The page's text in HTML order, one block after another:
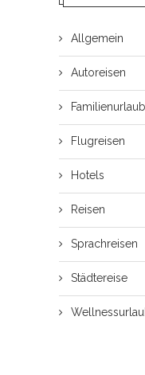
Allgemein
Autoreisen
Familienurlaub
Flugreisen
Hotels
Reisen
Sprachreisen
Städtereise